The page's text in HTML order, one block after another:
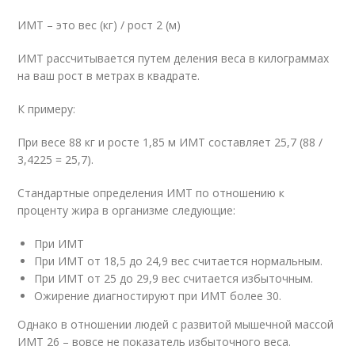
ИМТ – это вес (кг) / рост 2 (м)
ИМТ рассчитывается путем деления веса в килограммах
на ваш рост в метрах в квадрате.
К примеру:
При весе 88 кг и росте 1,85 м ИМТ составляет 25,7 (88 /
3,4225 = 25,7).
Стандартные определения ИМТ по отношению к
проценту жира в организме следующие:
При ИМТ
При ИМТ от 18,5 до 24,9 вес считается нормальным.
При ИМТ от 25 до 29,9 вес считается избыточным.
Ожирение диагностируют при ИМТ более 30.
Однако в отношении людей с развитой мышечной массой
ИМТ 26 – вовсе не показатель избыточного веса.